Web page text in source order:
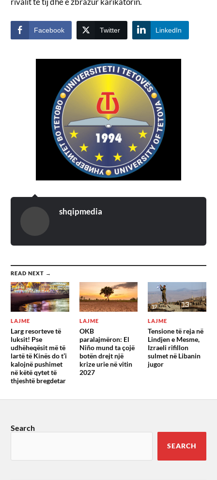
Facebook Twitter LinkedIn
shqipmedia
READ NEXT →
LAJME
Larg resorteve të
luksit! Pse
udhëheqësit më të
lartë të Kinës do t’i
kalojnë pushimet
në këtë qytet të
thjeshtë bregdetar
LAJME
OKB
paralajmëron: El
Niño mund ta çojë
botën drejt një
krize urie në vitin
2027
LAJME
Tensione të reja në
Lindjen e Mesme,
Izraeli rifillon
sulmet në Libanin
jugor
Search
SEARCH